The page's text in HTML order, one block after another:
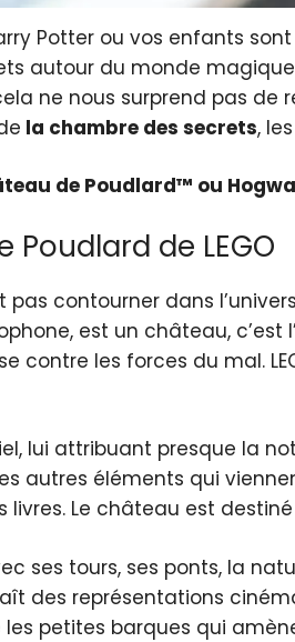
Potter ou vos enfants
autour du monde
ne nous surprend pas de
la chambre des secrets,
de Poudlard™ ou
de LEGO
contourner dans
est un château,
contre les forces du mal.
lui attribuant presque la
autres éléments qui
Le château est
ses tours, ses ponts, la
des représentations
petites barques qui